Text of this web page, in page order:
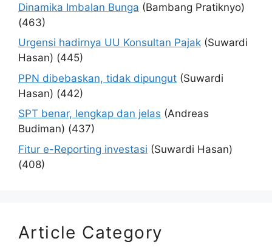
Dinamika Imbalan Bunga (Bambang Pratiknyo)
(463)
Urgensi hadirnya UU Konsultan Pajak (Suwardi
Hasan) (445)
PPN dibebaskan, tidak dipungut (Suwardi
Hasan) (442)
SPT benar, lengkap dan jelas (Andreas
Budiman) (437)
Fitur e-Reporting investasi (Suwardi Hasan)
(408)
Article Category